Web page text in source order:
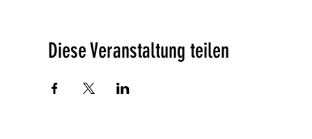
Diese Veranstaltung teilen